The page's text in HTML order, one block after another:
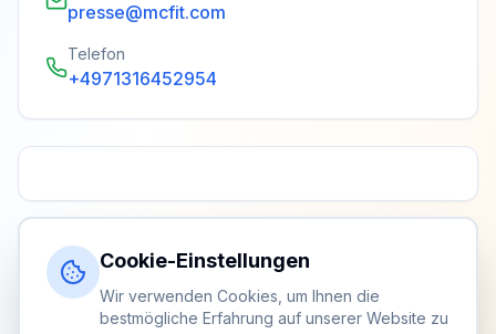
presse@mcfit.com
Telefon
+4971316452954
Cookie-Einstellungen
Wir verwenden Cookies, um Ihnen die
bestmögliche Erfahrung auf unserer Website zu